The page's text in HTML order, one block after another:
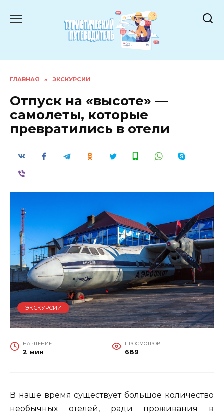
ГЛАВНАЯ » ЭКСКУРСИИ
Отпуск на «высоте» —
самолеты, которые
превратились в отели
ЭКСКУРСИИ
НА ЧТЕНИЕ
2 мин
ПРОСМОТРОВ
689
В наше время существует большое количество
необычных отелей, ради проживания в